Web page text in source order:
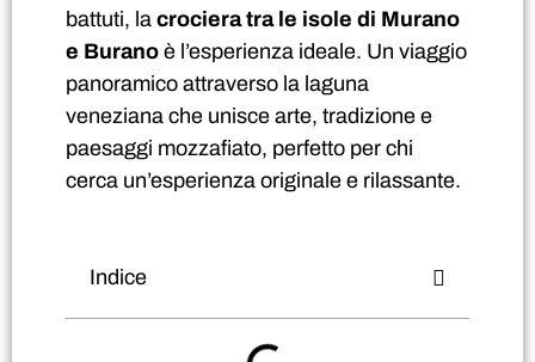
battuti, la crociera tra le isole di Murano
e Burano è l’esperienza ideale. Un viaggio
panoramico attraverso la laguna
veneziana che unisce arte, tradizione e
paesaggi mozzafiato, perfetto per chi
cerca un’esperienza originale e rilassante.
Indice